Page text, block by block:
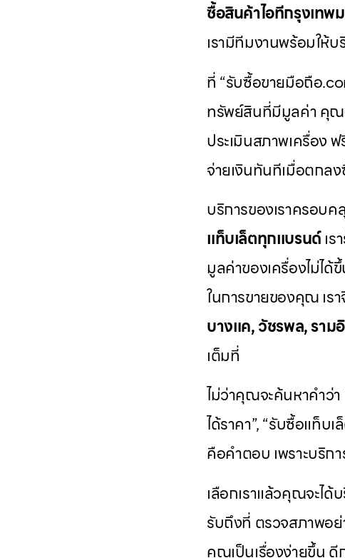
ซื้อสินค้าไอทีกรุงเทพ
เรามีทีมงานพร้อมให้
ที่ “รับซื้อขายมือถือ
ทรัพย์สินที่มีมูลค่า คุณ
ประเมินสภาพเครื่อง
จ่ายเงินทันทีเมื่อตกลง
บริการของเราครอบ
แท็บเล็ตทุกแบรนด์เร
มูลค่าของเครื่องไม่ไ
ในการขายของคุณ เรา
บางแค, วัชรพล, ราม
เต็มที่
ไม่ว่าคุณจะค้นหาคำว่
ได้ราคา”, “รับซื้อแท็
คือคำตอบ เพราะบริก
เลือกเราแล้วคุณจะไ
รับถึงที่ ตรวจสภาพอ
คุณเป็นเรื่องง่ายขึ้น ดี